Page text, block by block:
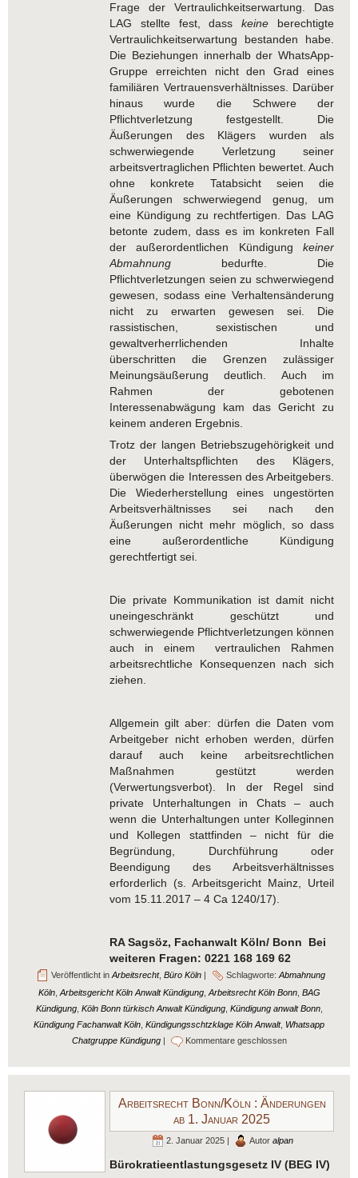
Frage der Vertraulichkeitserwartung. Das
LAG stellte fest, dasskeine berechtigte
Vertraulichkeitserwartung bestanden habe.
Die Beziehungen innerhalb der WhatsApp-
Gruppe erreichten nicht den Grad eines
familiären Vertrauensverhältnisses. Darüber
hinaus wurde die Schwere der
Pflichtverletzung festgestellt. Die
Äußerungen des Klägers wurden als
schwerwiegende Verletzung seiner
arbeitsvertraglichen Pflichten bewertet. Auch
ohne konkrete Tatabsicht seien die
Äußerungen schwerwiegend genug, um
eine Kündigung zu rechtfertigen. Das LAG
betonte zudem, dass es im konkreten Fall
der außerordentlichen Kündigung keiner
Abmahnung bedurfte. Die
Pflichtverletzungen seien zu schwerwiegend
gewesen, sodass eine Verhaltensänderung
nicht zu erwarten gewesen sei. Die
rassistischen, sexistischen und
gewaltverherrlichenden Inhalte
überschritten die Grenzen zulässiger
Meinungsäußerung deutlich. Auch im
Rahmen der gebotenen
Interessenabwägung kam das Gericht zu
keinem anderen Ergebnis.
Trotz der langen Betriebszugehörigkeit und
der Unterhaltspflichten des Klägers,
überwögen die Interessen des Arbeitgebers.
Die Wiederherstellung eines ungestörten
Arbeitsverhältnisses sei nach den
Äußerungen nicht mehr möglich, so dass
eine außerordentliche Kündigung
gerechtfertigt sei.
Die private Kommunikation ist damit nicht
uneingeschränkt geschützt und
schwerwiegende Pflichtverletzungen können
auch in einem vertraulichen Rahmen
arbeitsrechtliche Konsequenzen nach sich
ziehen.
Allgemein gilt aber: dürfen die Daten vom
Arbeitgeber nicht erhoben werden, dürfen
darauf auch keine arbeitsrechtlichen
Maßnahmen gestützt werden
(Verwertungsverbot). In der Regel sind
private Unterhaltungen in Chats – auch
wenn die Unterhaltungen unter Kolleginnen
und Kollegen stattfinden – nicht für die
Begründung, Durchführung oder
Beendigung des Arbeitsverhältnisses
erforderlich (s. Arbeitsgericht Mainz, Urteil
vom 15.11.2017 – 4 Ca 1240/17).
RA Sagsöz, Fachanwalt Köln/ Bonn
Bei
weiteren Fragen: 0221 168 169 62
Veröffentlicht in Arbeitsrecht, Büro Köln| Schlagworte: Abmahnung
Köln, Arbeitsgericht Köln Anwalt Kündigung, Arbeitsrecht Köln Bonn, BAG
Kündigung, Köln Bonn türkisch Anwalt Kündigung, Kündigung anwalt Bonn,
Kündigung Fachanwalt Köln Kündigungsschtzklage Köln Anwalt, Whatsapp
Chatgruppe Kündigung| Kommentare geschlossen
Arbeitsrecht Bonn/Köln : Änderungen
ab 1. Januar 2025
2. Januar 2025 | Autor alpan
Bürokratieentlastungsgesetz IV (BEG IV)